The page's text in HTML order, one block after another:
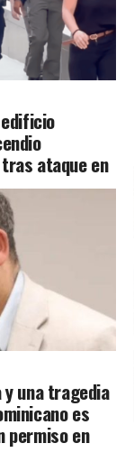
ataque en
y una tragedia
es
permiso en